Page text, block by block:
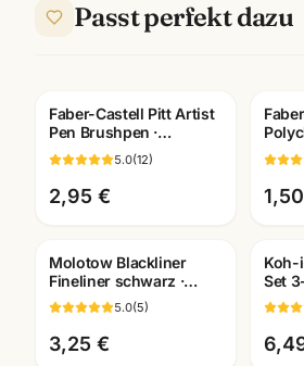
Passt perfekt dazu
Faber-Castell Pitt Artist
Pen Brushpen ·
pigmentiert
dokumentenecht · alle
Farben
5.0(12)
2,95 €
Molotow Blackliner
Fineliner schwarz ·
pigmentiert +
dokumentenecht ·
Künstlerbedarf
5.0(5)
3,25 €
Koh-
Set